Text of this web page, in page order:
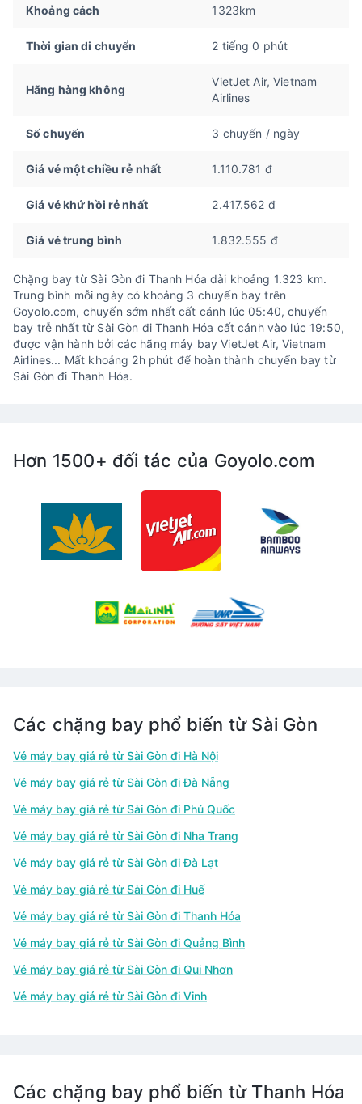
Khoảng cách 1323km
Thời gian di chuyển 2 tiếng 0 phút
Hãng hàng không
VietJet Air, Vietnam
Airlines
Số chuyến 3 chuyến / ngày
Giá vé một chiều rẻ nhất 1.110.781 đ
Giá vé khứ hồi rẻ nhất 2.417.562 đ
Giá vé trung bình 1.832.555 đ
Chặng bay từ Sài Gòn đi Thanh Hóa dài khoảng 1.323 km.
Trung bình mỗi ngày có khoảng 3 chuyến bay trên
Goyolo.com, chuyến sớm nhất cất cánh lúc 05:40, chuyến
bay trễ nhất từ Sài Gòn đi Thanh Hóa cất cánh vào lúc 19:50,
được vận hành bởi các hãng máy bay VietJet Air, Vietnam
Airlines... Mất khoảng 2h phút để hoàn thành chuyến bay từ
Sài Gòn đi Thanh Hóa.
Hơn 1500+ đối tác của Goyolo.com
Các chặng bay phổ biến từ Sài Gòn
Vé máy bay giá rẻ từ Sài Gòn đi Hà Nội
Vé máy bay giá rẻ từ Sài Gòn đi Đà Nẵng
Vé máy bay giá rẻ từ Sài Gòn đi Phú Quốc
Vé máy bay giá rẻ từ Sài Gòn đi Nha Trang
Vé máy bay giá rẻ từ Sài Gòn đi Đà Lạt
Vé máy bay giá rẻ từ Sài Gòn đi Huế
Vé máy bay giá rẻ từ Sài Gòn đi Thanh Hóa
Vé máy bay giá rẻ từ Sài Gòn đi Quảng Bình
Vé máy bay giá rẻ từ Sài Gòn đi Qui Nhơn
Vé máy bay giá rẻ từ Sài Gòn đi Vinh
Các chặng bay phổ biến từ Thanh Hóa